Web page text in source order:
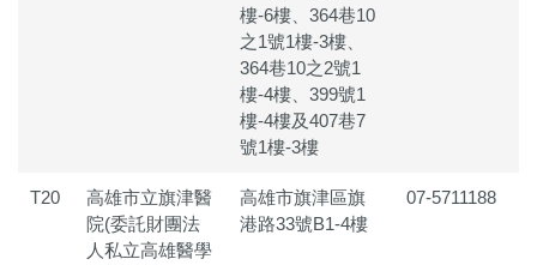
樓-6樓、364巷10
之1號1樓-3樓、
364巷10之2號1
樓-4樓、399號1
樓-4樓及407巷7
號1樓-3樓
T20
高雄市立旗津醫
院(委託財團法
人私立高雄醫學
高雄市旗津區旗
港路33號B1-4樓
07-5711188